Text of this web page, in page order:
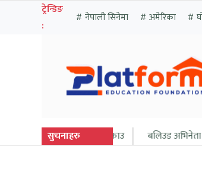
ट्रेन्डिङ
:
नेपाली सिनेमा अमेरिका
सुचनाहरु
पक्राउ बलिउड अभिनेता परेश रावलले किन